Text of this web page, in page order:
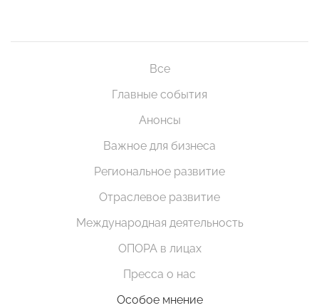
Все
Главные события
Анонсы
Важное для бизнеса
Региональное развитие
Отраслевое развитие
Международная деятельность
ОПОРА в лицах
Пресса о нас
Особое мнение